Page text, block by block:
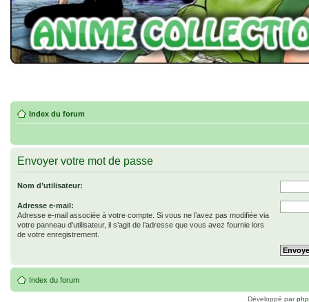
Index du forum
Envoyer votre mot de passe
Nom d’utilisateur:
Adresse e-mail:
Adresse e-mail associée à votre compte. Si vous ne l’avez pas modifiée via
votre panneau d’utilisateur, il s’agit de l’adresse que vous avez fournie lors
de votre enregistrement.
Index du forum
Développé par